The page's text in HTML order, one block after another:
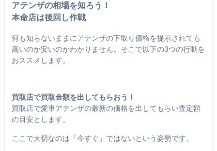
アテンザの相場を知ろう！
本命店は後回し作戦
何も知らないままにアテンザの下取り価格を提示されても
高いのか安いのかわかりません。そこで以下の3つの行動を
おススメします。
買取店で買取金額を出してもらおう！
買取店で愛車アテンザの最新の価格を出してもらい査定額
の目安とします。
ここで大切なのは「今すぐ」ではないという姿勢です。